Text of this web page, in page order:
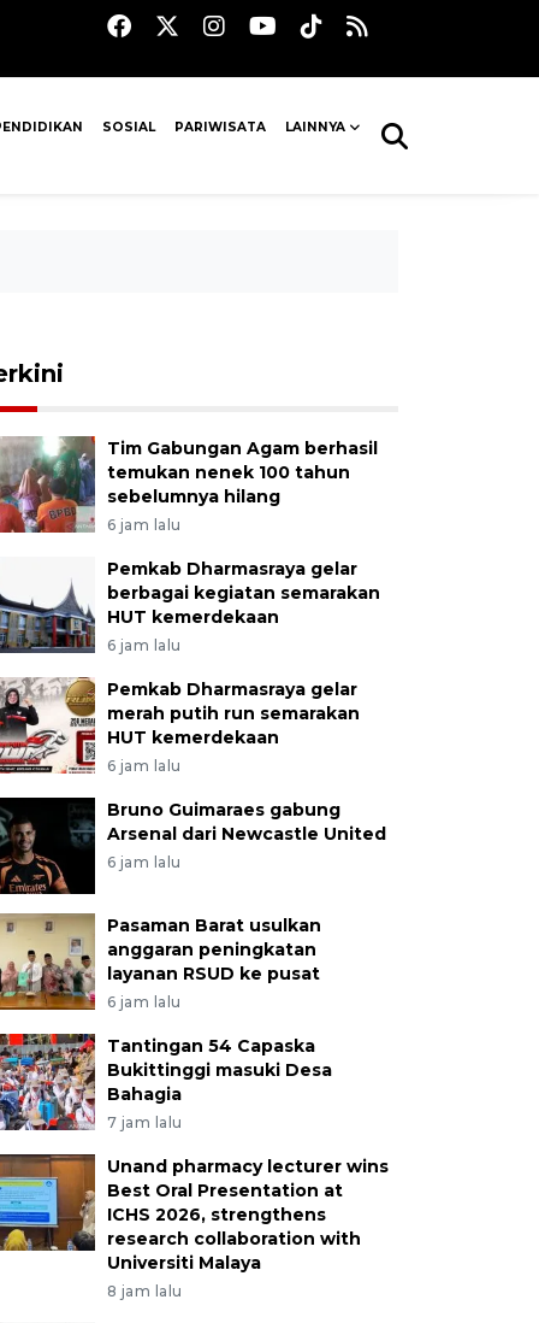
SOSIAL PARIWISATA LAINNYA
Tim Gabungan Agam berhasil
temukan nenek 100 tahun
sebelumnya hilang
6 jam lalu
Pemkab Dharmasraya gelar
berbagai kegiatan semarakan
HUT kemerdekaan
6 jam lalu
Pemkab Dharmasraya gelar
merah putih run semarakan
HUT kemerdekaan
6 jam lalu
Bruno Guimaraes gabung
Arsenal dari Newcastle United
6 jam lalu
Pasaman Barat usulkan
anggaran peningkatan
layanan RSUD ke pusat
6 jam lalu
Tantingan 54 Capaska
Bukittinggi masuki Desa
Bahagia
7 jam lalu
Unand pharmacy lecturer wins
Best Oral Presentation at
ICHS 2026, strengthens
research collaboration with
Universiti Malaya
8 jam lalu